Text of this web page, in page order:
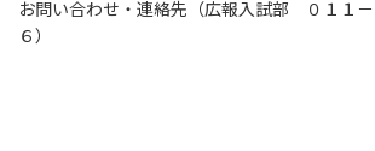
お問い合わせ・連絡先（広報入試部 ０１１
６）